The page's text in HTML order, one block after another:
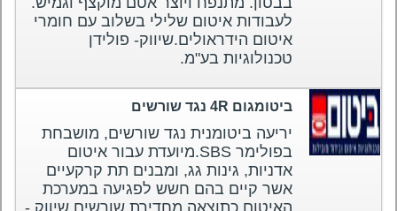
לעבודות איטום שלילי בשלוב עם חומרי
איטום הידראולים.שיווק- פולידן
טכנולוגיות בע"מ.
ביטומגום 4R נגד שורשים
יריעה ביטומנית נגד שורשים, מושבחת
בפולימר SBS.מיועדת עבור איטום
אדניות, גינות גג, ומבנים תת קרקעיים
אשר קיים בהם חשש לפגיעה במערכת
האיטום כתוצאה מחדירת שורשים.שיווק -